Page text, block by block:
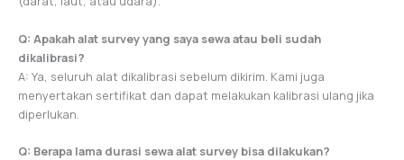
Q: Apakah alat survey yang saya sewa atau beli sudah
dikalibrasi?
A: Ya, seluruh alat dikalibrasi sebelum dikirim. Kami juga
menyertakan sertifikat dan dapat melakukan kalibrasi ulang jika
diperlukan.
Q: Berapa lama durasi sewa alat survey bisa dilakukan?